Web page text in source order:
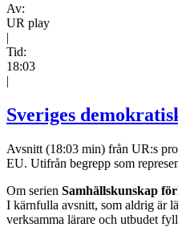
Av:
UR play
|
Tid:
18:03
|
Sveriges
Avsnitt (18:03 min) från UR:s
EU. Utifrån begrepp som
Om serien Samhällskunskap
I kärnfulla avsnitt, som aldrig är
verksamma lärare och utbudet